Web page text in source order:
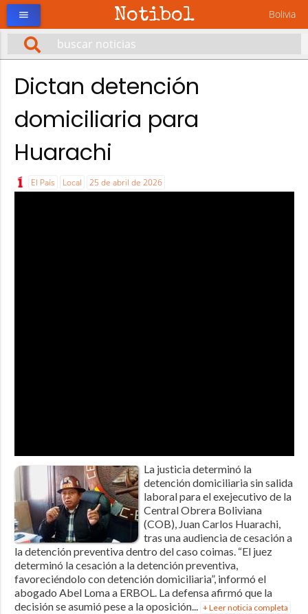
Notibol Bolivia
menu
Dictan detención
domiciliaria para
Huarachi
El País Local 25 de abril de 2026
La justicia determinó la
detención domiciliaria sin salida
laboral para el exejecutivo de la
Central Obrera Boliviana
(COB), Juan Carlos Huarachi,
tras una audiencia de cesación a
la detención preventiva dentro del caso coimas. “El juez
determinó la cesación a la detención preventiva,
favoreciéndolo con detención domiciliaria”, informó el
abogado Abel Loma a ERBOL. La defensa afirmó que la
decisión se asumió pese a la oposición... + Leer noticia completa